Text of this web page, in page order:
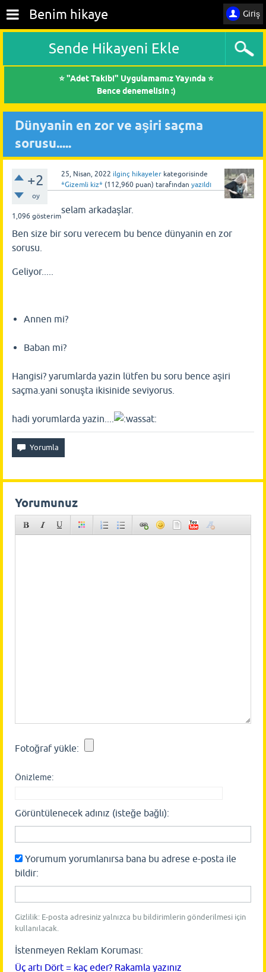
Giriş
Benim hikaye
Sende Hikayeni Ekle
⭐ "Adet Takibi" Uygulamamız Yayında ⭐
Bence denemelisin :)
Dünyanin en zor ve aşiri saçma
sorusu.....
+2
oy
1,096 gösterim
25, Nisan, 2022 ilginç hikayeler kategorisinde
*Gizemli kiz* (112,960 puan) tarafından yazıldı
selam arkadaşlar.
Ben size bir soru verecem bu bence dünyanin en zor
sorusu.
Geliyor.....
Annen mi?
Baban mi?
Hangisi? yarumlarda yazin lütfen bu soru bence aşiri
saçma.yani sonuşta ikisinide seviyorus.
hadi yorumlarda yazin....
Yorumunuz
Fotoğraf yükle:
Önizleme:
Görüntülenecek adınız (isteğe bağlı):
Yorumum yorumlanırsa bana bu adrese e-posta ile
bildir:
Gizlilik: E-posta adresiniz yalnızca bu bildirimlerin gönderilmesi için
kullanılacak.
İstenmeyen Reklam Koruması:
Üç artı Dört = kaç eder? Rakamla yazınız